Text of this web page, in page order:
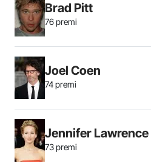
Brad Pitt
76 premi
Joel Coen
74 premi
Jennifer Lawrence
73 premi